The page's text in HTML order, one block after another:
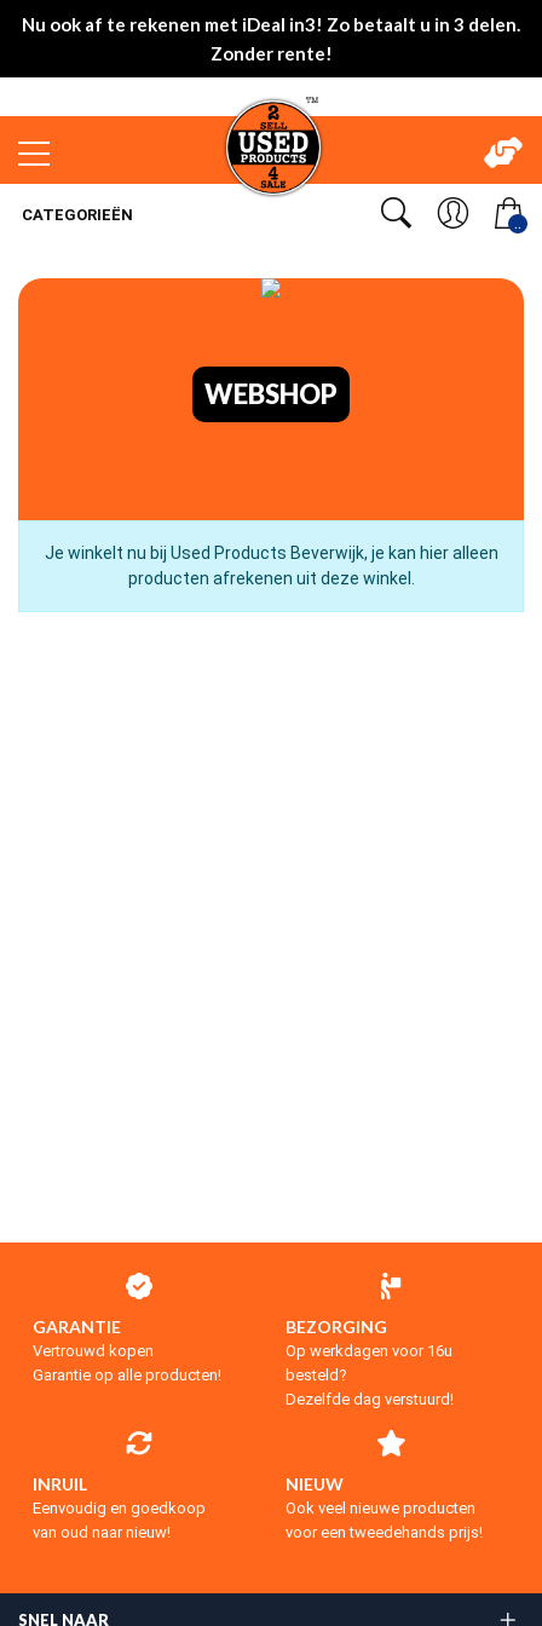
Nu ook af te rekenen met iDeal in3! Zo betaalt u in 3 delen.
Zonder rente!
..
CATEGORIEËN
WEBSHOP
Je winkelt nu bij Used Products Beverwijk, je kan hier alleen
producten afrekenen uit deze winkel.
GARANTIE
Vertrouwd kopen
Garantie op alle producten!
BEZORGING
Op werkdagen voor 16u
besteld?
Dezelfde dag verstuurd!
INRUIL
Eenvoudig en goedkoop
van oud naar nieuw!
NIEUW
Ook veel nieuwe producten
voor een tweedehands prijs!
SNEL NAAR